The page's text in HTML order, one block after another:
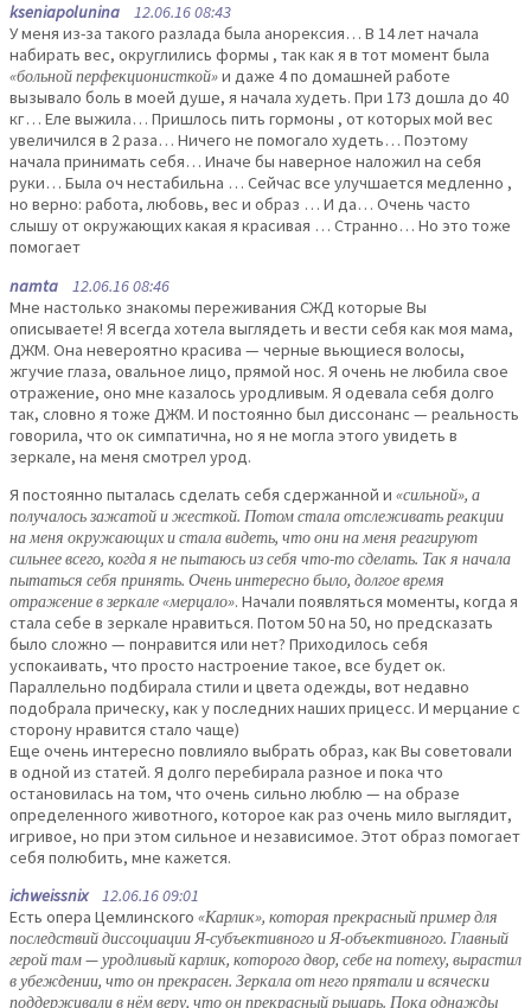
kseniapolunina 12.06.16 08:43
У меня из-за такого разлада была анорексия… В 14 лет начала
набирать вес, округлились формы , так как я в тот момент была
«больной перфекционисткой»и даже 4 по домашней работе
вызывало боль в моей душе, я начала худеть. При 173 дошла до 40
кг… Еле выжила… Пришлось пить гормоны , от которых мой вес
увеличился в 2 раза… Ничего не помогало худеть… Поэтому
начала принимать себя… Иначе бы наверное наложил на себя
руки… Была оч нестабильна … Сейчас все улучшается медленно ,
но верно: работа, любовь, вес и образ … И да… Очень часто
слышу от окружающих какая я красивая … Странно… Но это тоже
помогает
namta 12.06.16 08:46
Мне настолько знакомы переживания СЖД которые Вы
описываете! Я всегда хотела выглядеть и вести себя как моя мама,
ДЖМ. Она невероятно красива — черные вьющиеся волосы,
жгучие глаза, овальное лицо, прямой нос. Я очень не любила свое
отражение, оно мне казалось уродливым. Я одевала себя долго
так, словно я тоже ДЖМ. И постоянно был диссонанс — реальность
говорила, что ок симпатична, но я не могла этого увидеть в
зеркале, на меня смотрел урод.
Я постоянно пыталась сделать себя сдержанной и «сильной», а
получалось зажатой и жесткой. Потом стала отслеживать реакции
на меня окружающих и стала видеть, что они на меня реагируют
сильнее всего, когда я не пытаюсь из себя что-то сделать. Так я начала
пытаться себя принять. Очень интересно было, долгое время
отражение в зеркале «мерцало». Начали появляться моменты, когда я
стала себе в зеркале нравиться. Потом 50 на 50, но предсказать
было сложно — понравится или нет? Приходилось себя
успокаивать, что просто настроение такое, все будет ок.
Параллельно подбирала стили и цвета одежды, вот недавно
подобрала прическу, как у последних наших прицесс. И мерцание с
сторону нравится стало чаще)
Еще очень интересно повлияло выбрать образ, как Вы советовали
в одной из статей. Я долго перебирала разное и пока что
остановилась на том, что очень сильно люблю — на образе
определенного животного, которое как раз очень мило выглядит,
игривое, но при этом сильное и независимое. Этот образ помогает
себя полюбить, мне кажется.
ichweissnix12.06.16 09:01
Есть опера Цемлинского «Карлик», которая прекрасный пример для
последствий диссоциации Я-субъективного и Я-объективного. Главный
герой там — уродливый карлик, которого двор, себе на потеху, вырастил
в убеждении, что он прекрасен. Зеркала от него прятали и всячески
поддерживали в нём веру, что он прекрасный рыцарь. Пока однажды